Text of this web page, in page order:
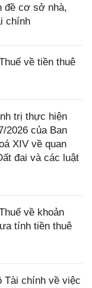
đề cơ sở nhà,
chính
về tiền thuê
trị thực hiện
2026 của Ban
XIV về quan
đai và các luật
về khoản
tính tiền thuê
Tài chính về việc